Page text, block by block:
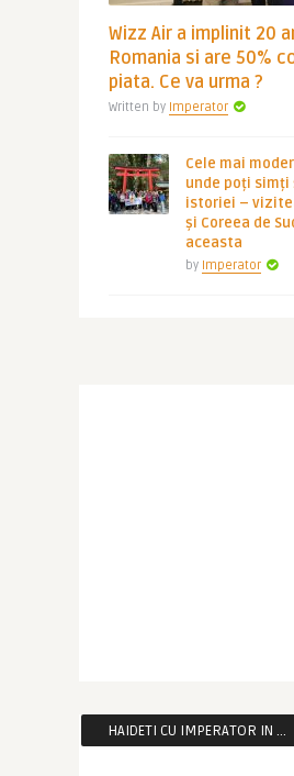
Wizz Air a implinit 20
Romania si are 50%
piata. Ce va urma ?
Written by Imperator
Cele mai
unde poți simți
istoriei –
și Coreea de
aceasta
by Imperator
HAIDETI CU IMPERATOR IN …